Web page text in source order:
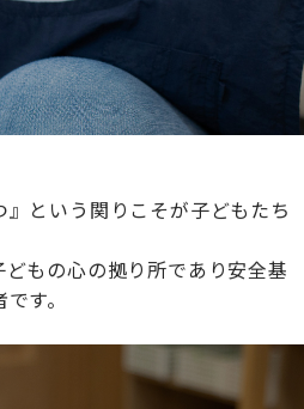
という関りこそが子どもたち
もの心の拠り所であり安全基
す。